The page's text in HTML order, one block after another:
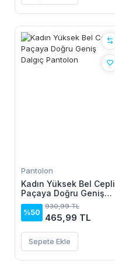
Pantolon
Kadın Yüksek Bel Cepli
Paçaya Doğru Geniş
Dalgıç Pantolon
%50
930,99 TL
465,99 TL
Sepete Ekle